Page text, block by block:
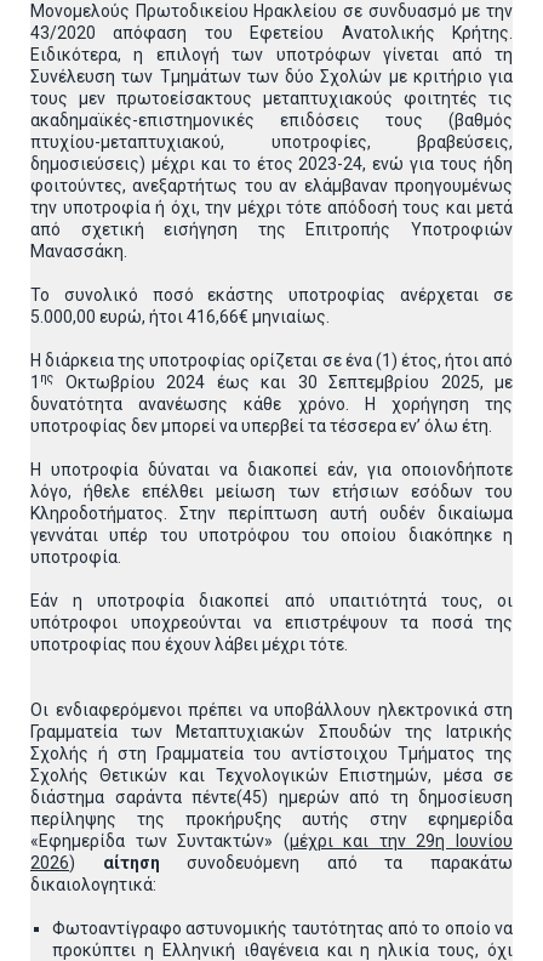
Μονομελούς Πρωτοδικείου Ηρακλείου σε συνδυασμό με την
43/2020 απόφαση του Εφετείου Ανατολικής Κρήτης.
Ειδικότερα, η επιλογή των υποτρόφων γίνεται από τη
Συνέλευση των Τμημάτων των δύο Σχολών με κριτήριο για
τους μεν πρωτοείσακτους μεταπτυχιακούς φοιτητές τις
ακαδημαϊκές-επιστημονικές επιδόσεις τους (βαθμός
πτυχίου-μεταπτυχιακού, υποτροφίες, βραβεύσεις,
δημοσιεύσεις) μέχρι και το έτος 2023-24, ενώ για τους ήδη
φοιτούντες, ανεξαρτήτως του αν ελάμβαναν προηγουμένως
την υποτροφία ή όχι, την μέχρι τότε απόδοσή τους και μετά
από σχετική εισήγηση της Επιτροπής Υποτροφιών
Μανασσάκη.
Το συνολικό ποσό εκάστης υποτροφίας ανέρχεται σε
5.000,00 ευρώ, ήτοι 416,66€ μηνιαίως.
Η διάρκεια της υποτροφίας ορίζεται σε ένα (1) έτος, ήτοι από
1 ης
Οκτωβρίου 2024 έως και 30 Σεπτεμβρίου 2025, με
δυνατότητα ανανέωσης κάθε χρόνο. Η χορήγηση της
υποτροφίας δεν μπορεί να υπερβεί τα τέσσερα εν’ όλω έτη.
Η υποτροφία δύναται να διακοπεί εάν, για οποιονδήποτε
λόγο, ήθελε επέλθει μείωση των ετήσιων εσόδων του
Κληροδοτήματος. Στην περίπτωση αυτή ουδέν δικαίωμα
γεννάται υπέρ του υποτρόφου του οποίου διακόπηκε η
υποτροφία.
Εάν η υποτροφία διακοπεί από υπαιτιότητά τους, οι
υπότροφοι υποχρεούνται να επιστρέψουν τα ποσά της
υποτροφίας που έχουν λάβει μέχρι τότε.
Οι ενδιαφερόμενοι πρέπει να υποβάλλουν ηλεκτρονικά στη
Γραμματεία των Μεταπτυχιακών Σπουδών της Ιατρικής
Σχολής ή στη Γραμματεία του αντίστοιχου Τμήματος της
Σχολής Θετικών και Τεχνολογικών Επιστημών, μέσα σε
διάστημα σαράντα πέντε(45) ημερών από τη δημοσίευση
περίληψης της προκήρυξης αυτής στην εφημερίδα
«Εφημερίδα των Συντακτών» (μέχρι και την 29η Ιουνίου
2026) αίτηση συνοδευόμενη από τα παρακάτω
δικαιολογητικά:
Φωτοαντίγραφο αστυνομικής ταυτότητας από το οποίο να
προκύπτει η Ελληνική ιθαγένεια και η ηλικία τους, όχι